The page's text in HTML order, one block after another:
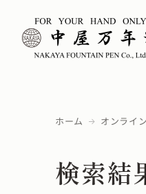
ホーム オンライ
検索結